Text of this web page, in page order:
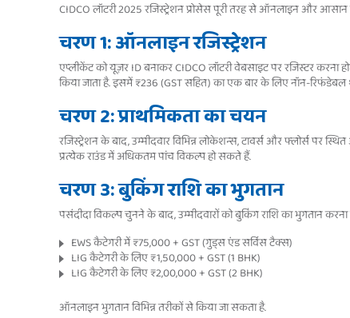
CIDCO लॉटरी 2025 रजिस्ट्रेशन प्रोसेस पूरी तरह से ऑनलाइन और
चरण 1: ऑनलाइन रजिस्ट्रेशन
एप्लीकेंट को यूज़र ID बनाकर CIDCO लॉटरी वेबसाइट पर रजिस्टर
किया जाता है. इसमें ₹236 (GST सहित) का एक बार के लिए नॉन-
चरण 2: प्राथमिकता का चयन
रजिस्ट्रेशन के बाद, उम्मीदवार विभिन्न लोकेशन्स, टावर्स और फ्लोर्स
प्रत्येक राउंड में अधिकतम पांच विकल्प हो सकते हैं.
चरण 3: बुकिंग राशि का भुगतान
पसंदीदा विकल्प चुनने के बाद, उम्मीदवारों को बुकिंग राशि का भुगतान करना
EWS कैटेगरी में ₹75,000 + GST (गुड्स एंड सर्विस टैक्स)
LIG कैटेगरी के लिए ₹1,50,000 + GST (1 BHK)
LIG कैटेगरी के लिए ₹2,00,000 + GST (2 BHK)
ऑनलाइन भुगतान विभिन्न तरीकों से किया जा सकता है.